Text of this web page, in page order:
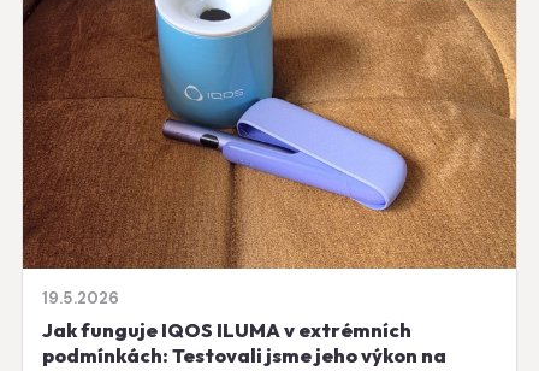
19.5.2026
Jak funguje IQOS ILUMA v extrémních
podmínkách: Testovali jsme jeho výkon na